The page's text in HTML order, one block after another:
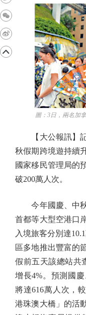
圖：3日，兩名加拿
【大公報訊】記
秋假期跨境遊持續
國家移民管理局的
破200萬人次。
今年國慶、中秋
首都等大型空港口
入境旅客分別達
區多地推出豐富的
假前五天該總站共
增長4%。預測國
將達616萬人次，
港珠澳大橋」的活